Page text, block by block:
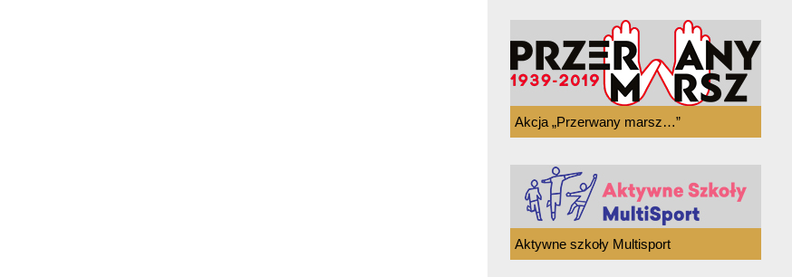
Akcja „Przerwany marsz…”
Aktywne szkoły Multisport